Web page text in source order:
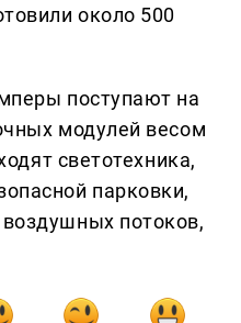
около 500
поступают на
модулей весом
светотехника,
парковки,
потоков,